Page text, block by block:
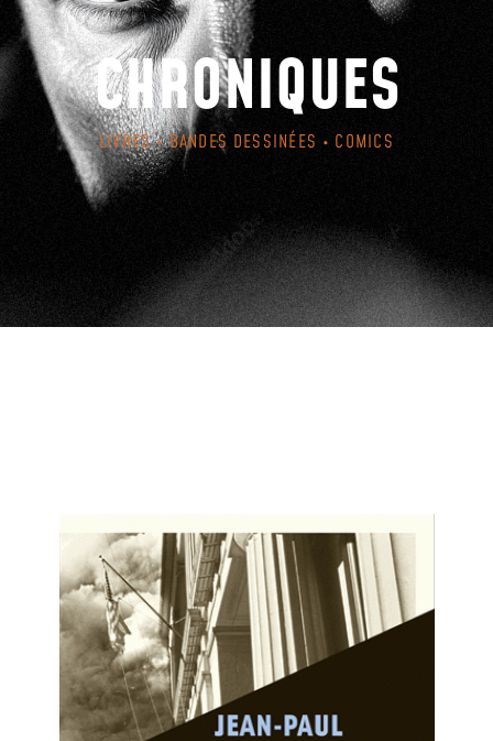
CHRONIQUES
LIVRES • BANDES DESSINÉES • COMICS